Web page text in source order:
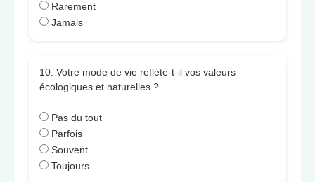
Rarement
Jamais
10. Votre mode de vie reflète-t-il vos valeurs
écologiques et naturelles ?
Pas du tout
Parfois
Souvent
Toujours